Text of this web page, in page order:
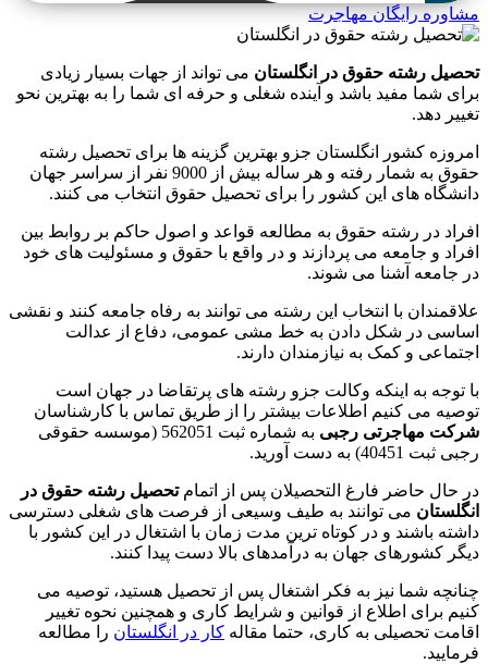
مشاوره رایگان مهاجرت
تحصیل رشته حقوق در انگلستان می تواند از جهات بسیار زیادی
برای شما مفید باشد و آینده شغلی و حرفه ای شما را به بهترین نحو
تغییر دهد.
امروزه کشور انگلستان جزو بهترین گزینه ها برای تحصیل رشته
حقوق به شمار رفته و هر ساله بیش از 9000 نفر از سراسر جهان
دانشگاه های این کشور را برای تحصیل حقوق انتخاب می کنند.
افراد در رشته حقوق به مطالعه قواعد و اصول حاکم بر روابط بین
افراد و جامعه می پردازند و در واقع با حقوق و مسئولیت های خود
در جامعه آشنا می شوند.
علاقمندان با انتخاب این رشته می توانند به رفاه جامعه کنند و نقشی
اساسی در شکل دادن به خط مشی عمومی، دفاع از عدالت
اجتماعی و کمک به نیازمندان دارند.
با توجه به اینکه وکالت جزو رشته های پرتقاضا در جهان است
توصیه می کنیم اطلاعات بیشتر را از طریق تماس با کارشناسان
شرکت مهاجرتی رجبی
به شماره ثبت 562051 (موسسه حقوقی
رجبی ثبت 40451) به دست آورید.
در حال حاضر فارغ التحصیلان پس از اتمامتحصیل رشته حقوق در
انگلستان می توانند به طیف وسیعی از فرصت های شغلی دسترسی
داشته باشند و در کوتاه ترین مدت زمان با اشتغال در این کشور با
دیگر کشورهای جهان به درآمدهای بالا دست پیدا کنند.
چنانچه شما نیز به فکر اشتغال پس از تحصیل هستید، توصیه می
کنیم برای اطلاع از قوانین و شرایط کاری و همچنین نحوه تغییر
اقامت تحصیلی به کاری، حتما مقاله کار در انگلستان را مطالعه
فرمایید.